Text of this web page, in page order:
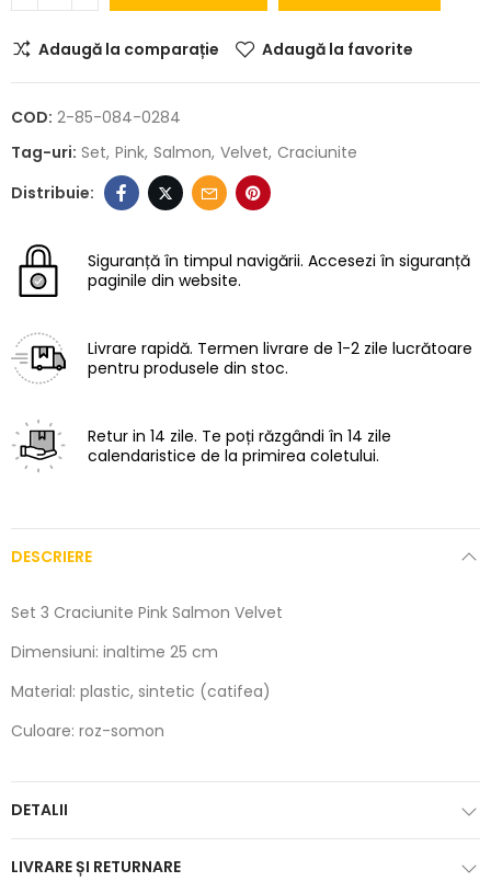
Adaugă la comparație Adaugă la favorite
COD: 2-85-084-0284
Tag-uri: Set Pink Salmon Velvet Craciunite
Siguranță în timpul navigării. Accesezi în siguranță
paginile din website.
Livrare rapidă. Termen livrare de 1-2 zile lucrătoare
pentru produsele din stoc.
Retur in 14 zile. Te poți răzgândi în 14 zile
calendaristice de la primirea coletului.
DESCRIERE
Set 3 Craciunite Pink Salmon Velvet
Dimensiuni: inaltime 25 cm
Material: plastic, sintetic (catifea)
Culoare: roz-somon
DETALII
LIVRARE ȘI RETURNARE